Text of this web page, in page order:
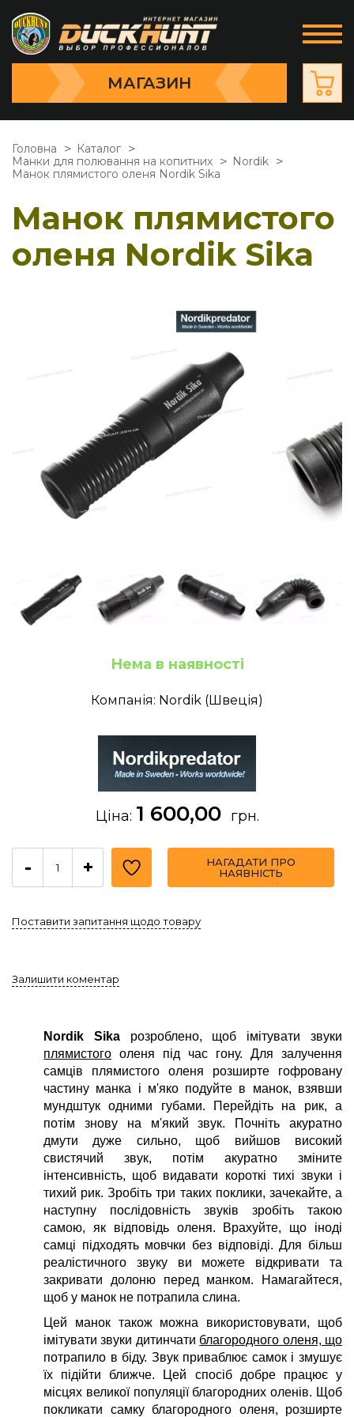
МАГАЗИН
Головна
Каталог
Манки для полювання на копитних
Nordik
Манок плямистого оленя Nordik Sika
Манок плямистого
оленя Nordik Sika
Нема в наявності
Компанія: Nordik (Швеція)
Ціна: 1 600,00 грн.
- +
НАГАДАТИ ПРО
НАЯВНІСТЬ
Поставити запитання щодо товару
Залишити коментар
Nordik Sikaрозроблено, щоб імітувати звуки
плямистого оленя під час гону. Для залучення
самців плямистого оленя розширте гофровану
частину манка і м'яко подуйте в манок, взявши
мундштук одними губами. Перейдіть на рик, а
потім знову на м'який звук. Почніть акуратно
дмути дуже сильно, щоб вийшов високий
свистячий звук, потім акуратно зміните
інтенсивність, щоб видавати короткі тихі звуки і
тихий рик. Зробіть три таких поклики, зачекайте, а
наступну послідовність звуків зробіть такою
самою, як відповідь оленя. Врахуйте, що іноді
самці підходять мовчки без відповіді. Для більш
реалістичного звуку ви можете відкривати та
закривати долоню перед манком. Намагайтеся,
щоб у манок не потрапила слина.
Цей манок також можна використовувати, щоб
імітувати звуки дитинчати благородного оленя, що
потрапило в біду. Звук приваблює самок і змушує
їх підійти ближче. Цей спосіб добре працює у
місцях великої популяції благородних оленів. Щоб
покликати самку благородного оленя, розширте